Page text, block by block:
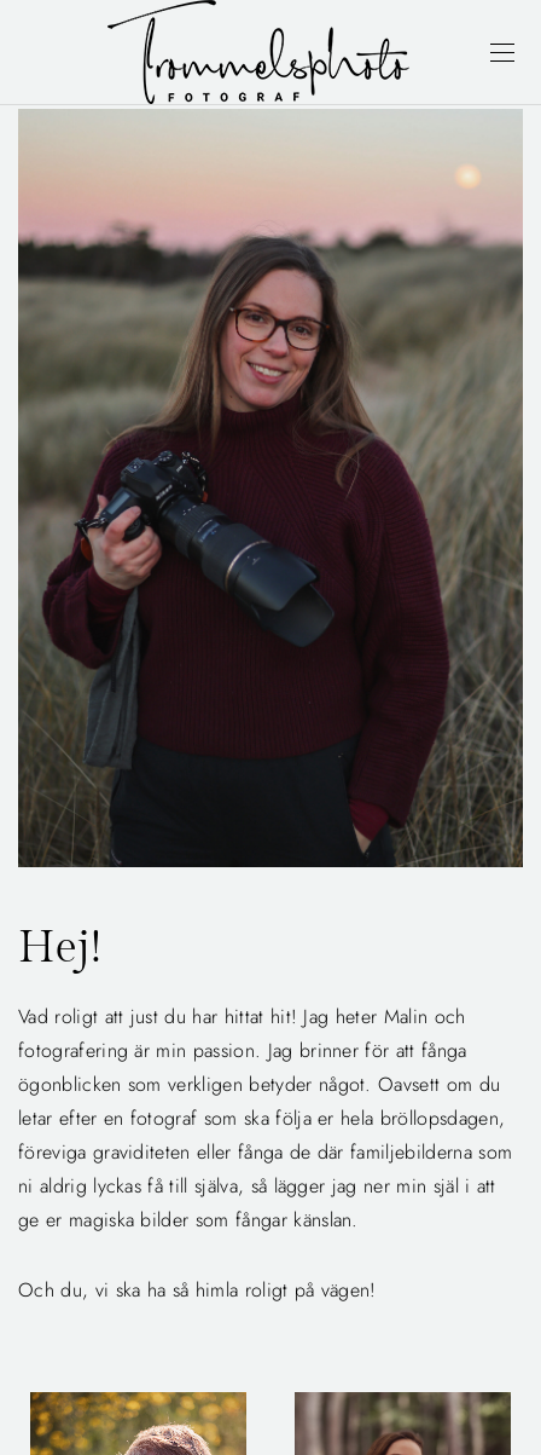
Hej!
Vad roligt att just du har hittat hit! Jag heter Malin och
fotografering är min passion. Jag brinner för att fånga
ögonblicken som verkligen betyder något. Oavsett om du
letar efter en fotograf som ska följa er hela bröllopsdagen,
föreviga graviditeten eller fånga de där familjebilderna som
ni aldrig lyckas få till själva, så lägger jag ner min själ i att
ge er magiska bilder som fångar känslan.
Och du, vi ska ha så himla roligt på vägen!